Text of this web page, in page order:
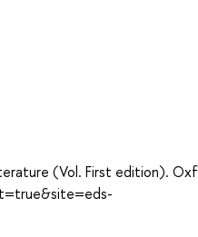
(Vol. First edition).